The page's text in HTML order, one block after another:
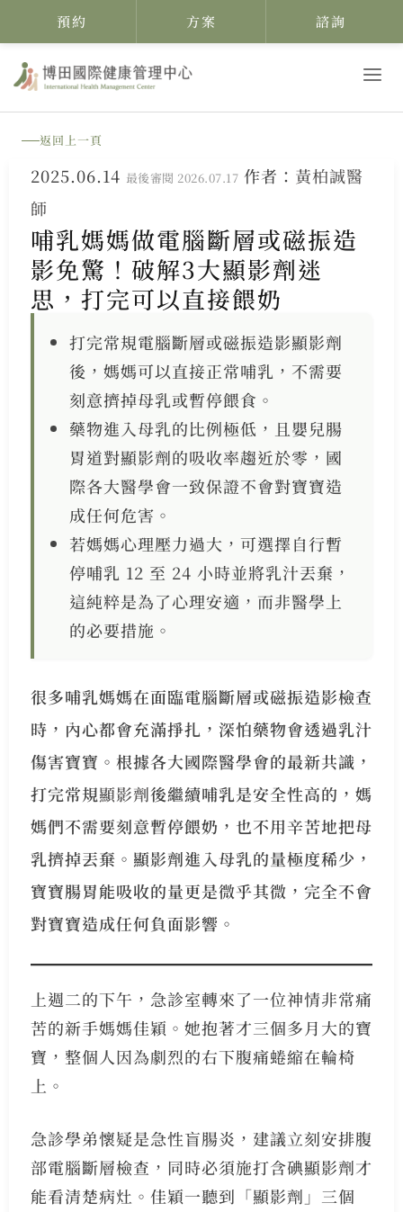
至
主
預約 方案 諮詢
返回上一頁
2025.06.14 最後審閱 2026.07.17 作者： 黃柏誠醫
師
哺乳媽媽做電腦斷層或磁振造
影免驚！破解3大顯影劑迷
思，打完可以直接餵奶
打完常規電腦斷層或磁振造影顯影劑
後，媽媽可以直接正常哺乳，不需要
刻意擠掉母乳或暫停餵食。
藥物進入母乳的比例極低，且嬰兒腸
胃道對顯影劑的吸收率趨近於零，國
際各大醫學會一致保證不會對寶寶造
成任何危害。
若媽媽心理壓力過大，可選擇自行暫
停哺乳 12 至 24 小時並將乳汁丟棄，
這純粹是為了心理安適，而非醫學上
的必要措施。
很多哺乳媽媽在面臨電腦斷層或磁振造影檢查
時，內心都會充滿掙扎，深怕藥物會透過乳汁
傷害寶寶。根據各大國際醫學會的最新共識，
打完常規顯影劑後繼續哺乳是安全性高的，媽
媽們不需要刻意暫停餵奶，也不用辛苦地把母
乳擠掉丟棄。顯影劑進入母乳的量極度稀少，
寶寶腸胃能吸收的量更是微乎其微，完全不會
對寶寶造成任何負面影響。
上週二的下午，急診室轉來了一位神情非常痛
苦的新手媽媽佳穎。她抱著才三個多月大的寶
寶，整個人因為劇烈的右下腹痛蜷縮在輪椅
上。
急診學弟懷疑是急性盲腸炎，建議立刻安排腹
部電腦斷層檢查，同時必須施打含碘顯影劑才
能看清楚病灶。佳穎一聽到「顯影劑」三個